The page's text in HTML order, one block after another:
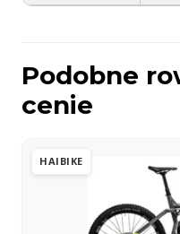
Podobne
cenie
HAIBIKE